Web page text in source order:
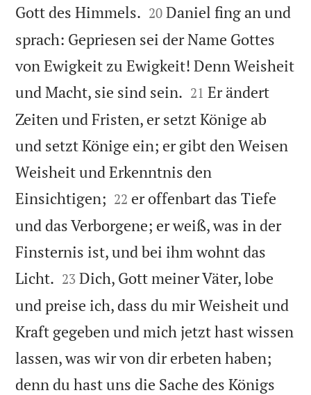
Gott des Himmels. 

20 Daniel fing an und
sprach: Gepriesen sei der Name Gottes
von Ewigkeit zu Ewigkeit! Denn Weisheit
und Macht, sie sind sein. 

21 Er ändert
Zeiten und Fristen, er setzt Könige ab
und setzt Könige ein; er gibt den Weisen
Weisheit und Erkenntnis den
Einsichtigen; 

22 er offenbart das Tiefe
und das Verborgene; er weiß, was in der
Finsternis ist, und bei ihm wohnt das
Licht. 

23 Dich, Gott meiner Väter, lobe
und preise ich, dass du mir Weisheit und
Kraft gegeben und mich jetzt hast wissen
lassen, was wir von dir erbeten haben;
denn du hast uns die Sache des Königs